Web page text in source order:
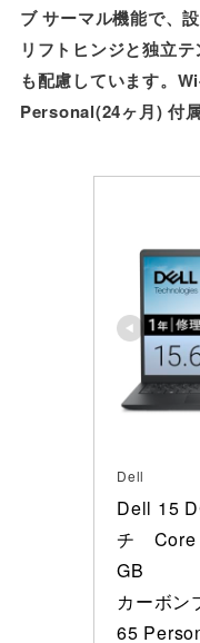
ブ サーマル機能で、
リフトヒンジと独立
も配慮しています。
Personal(24ヶ月) 付属
Dell
Dell 15
チ　
GB
カーボン
65